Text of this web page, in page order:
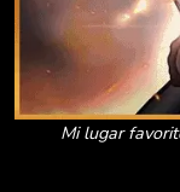
Mi lugar